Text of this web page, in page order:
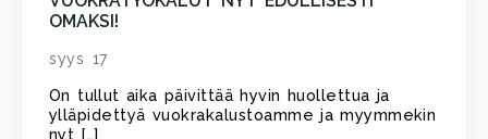
OMAKSI!
syys 17
On tullut aika päivittää hyvin huollettua ja
ylläpidettyä vuokrakalustoamme ja myymmekin
nyt […]